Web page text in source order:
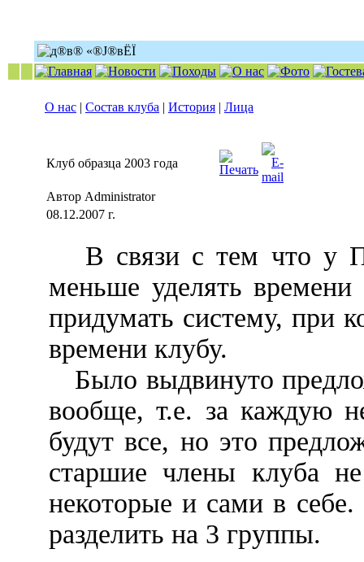
О нас | Состав клуба | История | Лица
Клуб образца 2003 года
Автор Administrator
08.12.2007 г.
В связи с тем что у
меньше уделять
придумать систему, при
времени клубу.
Было выдвинуто
вообще, т.е. за каждую
будут все, но это
старшие члены клуба
некоторые и сами в
разделить на 3 группы.